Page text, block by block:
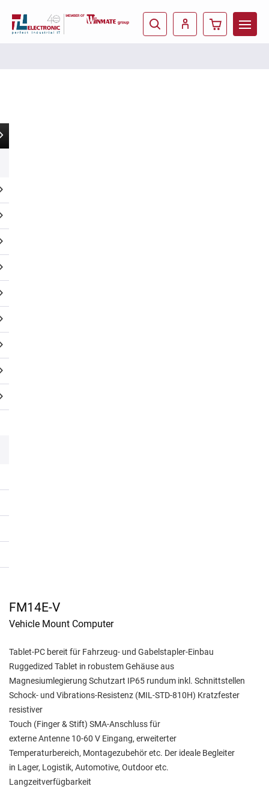
FM14E-V
Vehicle Mount Computer
Tablet-PC bereit für Fahrzeug- und Gabelstapler-Einbau
Ruggedized Tablet in robustem Gehäuse aus
Magnesiumlegierung Schutzart IP65 rundum inkl. Schnittstellen
Schock- und Vibrations-Resistenz (MIL-STD-810H) Kratzfester
resistiver
Touch (Finger & Stift) SMA-Anschluss für
externe Antenne 10-60 V Eingang, erweiterter
Temperaturbereich, Montagezubehör etc. Der ideale Begleiter
in Lager, Logistik, Automotive, Outdoor etc.
Langzeitverfügbarkeit